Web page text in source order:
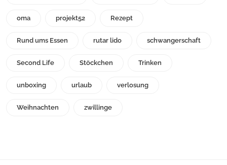
oma projekt52 Rezept
Rund ums Essen rutar lido schwangerschaft
Second Life Stöckchen Trinken
unboxing urlaub verlosung
Weihnachten zwillinge